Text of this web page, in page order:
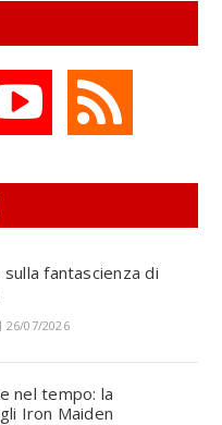
fantascienza di
26/07/2026
nel tempo: la
Iron Maiden